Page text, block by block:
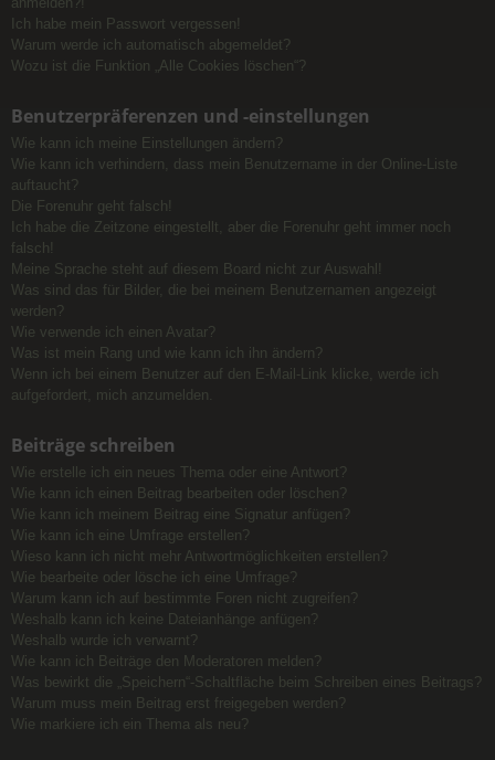
Ich habe mein Passwort vergessen!
Warum werde ich automatisch abgemeldet?
Wozu ist die Funktion „Alle Cookies löschen“?
Benutzerpräferenzen und -einstellungen
Wie kann ich meine Einstellungen ändern?
Wie kann ich verhindern, dass mein Benutzername in der Online-Liste
auftaucht?
Die Forenuhr geht falsch!
Ich habe die Zeitzone eingestellt, aber die Forenuhr geht immer noch
falsch!
Meine Sprache steht auf diesem Board nicht zur Auswahl!
Was sind das für Bilder, die bei meinem Benutzernamen angezeigt
werden?
Wie verwende ich einen Avatar?
Was ist mein Rang und wie kann ich ihn ändern?
Wenn ich bei einem Benutzer auf den E-Mail-Link klicke, werde ich
aufgefordert, mich anzumelden.
Beiträge schreiben
Wie erstelle ich ein neues Thema oder eine Antwort?
Wie kann ich einen Beitrag bearbeiten oder löschen?
Wie kann ich meinem Beitrag eine Signatur anfügen?
Wie kann ich eine Umfrage erstellen?
Wieso kann ich nicht mehr Antwortmöglichkeiten erstellen?
Wie bearbeite oder lösche ich eine Umfrage?
Warum kann ich auf bestimmte Foren nicht zugreifen?
Weshalb kann ich keine Dateianhänge anfügen?
Weshalb wurde ich verwarnt?
Wie kann ich Beiträge den Moderatoren melden?
Was bewirkt die „Speichern“-Schaltfläche beim Schreiben eines Beitrags?
Warum muss mein Beitrag erst freigegeben werden?
Wie markiere ich ein Thema als neu?